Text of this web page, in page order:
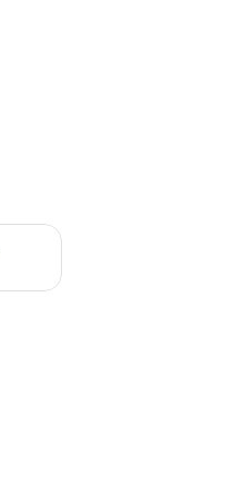
pekan berikutnya Agu 21 -